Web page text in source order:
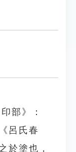
部》：
呂氏春
於塗也，